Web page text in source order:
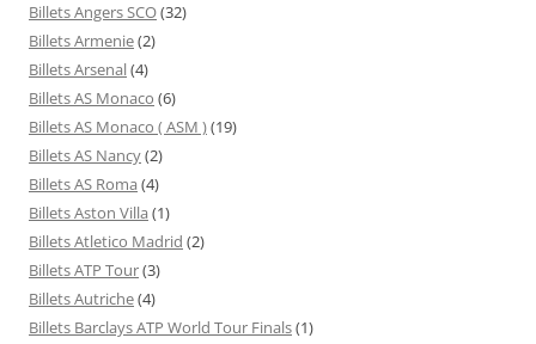
Billets Angers SCO(32)
Billets Armenie(2)
Billets Arsenal(4)
Billets AS Monaco (6)
Billets AS Monaco ( ASM )(19)
Billets AS Nancy(2)
Billets AS Roma (4)
Billets Aston Villa (1)
Billets Atletico Madrid (2)
Billets ATP Tour(3)
Billets Autriche(4)
Billets Barclays ATP World Tour Finals(1)